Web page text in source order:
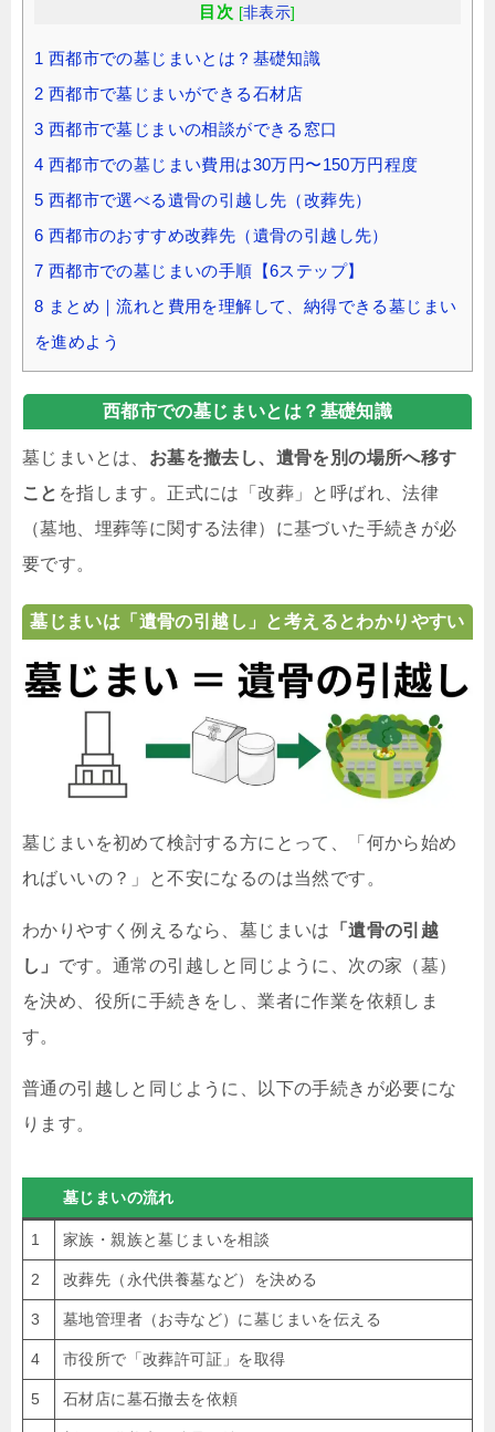
目次 [非表示]
1 西都市での墓じまいとは？基礎知識
2 西都市で墓じまいができる石材店
3 西都市で墓じまいの相談ができる窓口
4 西都市での墓じまい費用は30万円〜150万円程度
5 西都市で選べる遺骨の引越し先（改葬先）
6 西都市のおすすめ改葬先（遺骨の引越し先）
7 西都市での墓じまいの手順【6ステップ】
8 まとめ｜流れと費用を理解して、納得できる墓じまい
を進めよう
西都市での墓じまいとは？基礎知識
墓じまいとは、 お墓を撤去し、遺骨を別の場所へ移す
こと を指します。正式には「改葬」と呼ばれ、法律
（墓地、埋葬等に関する法律）に基づいた手続きが必
要です。
墓じまいは「遺骨の引越し」と考えるとわかりやすい
墓じまいを初めて検討する方にとって、「何から始め
ればいいの？」と不安になるのは当然です。
わかりやすく例えるなら、墓じまいは
「遺骨の引越
し」 です。通常の引越しと同じように、次の家（墓）
を決め、役所に手続きをし、業者に作業を依頼しま
す。
普通の引越しと同じように、以下の手続きが必要にな
ります。
墓じまいの流れ
1 家族・親族と墓じまいを相談
2 改葬先（永代供養墓など）を決める
3 墓地管理者（お寺など）に墓じまいを伝える
4 市役所で「改葬許可証」を取得
5 石材店に墓石撤去を依頼